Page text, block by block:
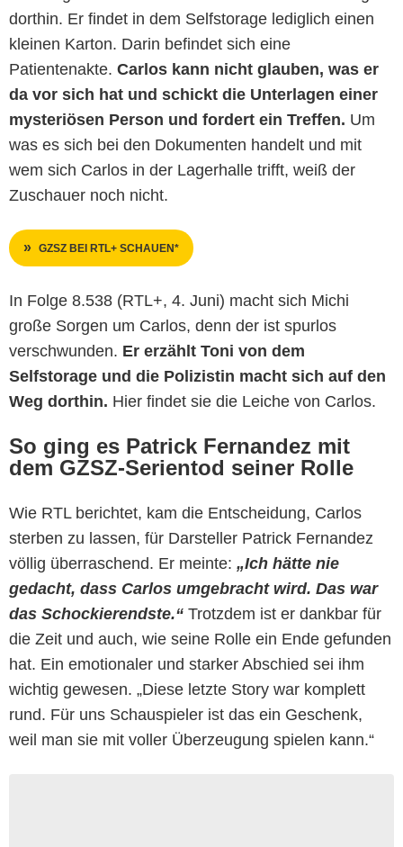
dorthin. Er findet in dem Selfstorage lediglich einen
kleinen Karton. Darin befindet sich eine
Patientenakte. Carlos kann nicht glauben, was er
da vor sich hat und schickt die Unterlagen einer
mysteriösen Person und fordert ein Treffen. Um
was es sich bei den Dokumenten handelt und mit
wem sich Carlos in der Lagerhalle trifft, weiß der
Zuschauer noch nicht.
GZSZ BEI RTL+ SCHAUEN*
In Folge 8.538 (RTL+, 4. Juni) macht sich Michi
große Sorgen um Carlos, denn der ist spurlos
verschwunden. Er erzählt Toni von dem
Selfstorage und die Polizistin macht sich auf den
Weg dorthin. Hier findet sie die Leiche von Carlos.
So ging es Patrick Fernandez mit
dem GZSZ-Serientod seiner Rolle
Wie RTL berichtet, kam die Entscheidung, Carlos
sterben zu lassen, für Darsteller Patrick Fernandez
völlig überraschend. Er meinte: „Ich hätte nie
gedacht, dass Carlos umgebracht wird. Das war
das Schockierendste.“ Trotzdem ist er dankbar für
die Zeit und auch, wie seine Rolle ein Ende gefunden
hat. Ein emotionaler und starker Abschied sei ihm
wichtig gewesen. „Diese letzte Story war komplett
rund. Für uns Schauspieler ist das ein Geschenk,
weil man sie mit voller Überzeugung spielen kann.“